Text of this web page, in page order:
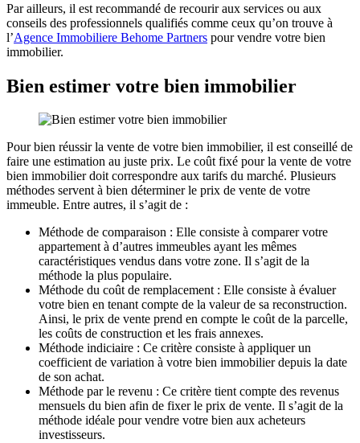
Par ailleurs, il est recommandé de recourir aux services ou aux
conseils des professionnels qualifiés comme ceux qu’on trouve à
l’Agence Immobiliere Behome Partners pour vendre votre bien
immobilier.
Bien estimer votre bien immobilier
Pour bien réussir la vente de votre bien immobilier, il est conseillé de
faire une estimation au juste prix. Le coût fixé pour la vente de votre
bien immobilier doit correspondre aux tarifs du marché. Plusieurs
méthodes servent à bien déterminer le prix de vente de votre
immeuble. Entre autres, il s’agit de :
Méthode de comparaison : Elle consiste à comparer votre
appartement à d’autres immeubles ayant les mêmes
caractéristiques vendus dans votre zone. Il s’agit de la
méthode la plus populaire.
Méthode du coût de remplacement : Elle consiste à évaluer
votre bien en tenant compte de la valeur de sa reconstruction.
Ainsi, le prix de vente prend en compte le coût de la parcelle,
les coûts de construction et les frais annexes.
Méthode indiciaire : Ce critère consiste à appliquer un
coefficient de variation à votre bien immobilier depuis la date
de son achat.
Méthode par le revenu : Ce critère tient compte des revenus
mensuels du bien afin de fixer le prix de vente. Il s’agit de la
méthode idéale pour vendre votre bien aux acheteurs
investisseurs.